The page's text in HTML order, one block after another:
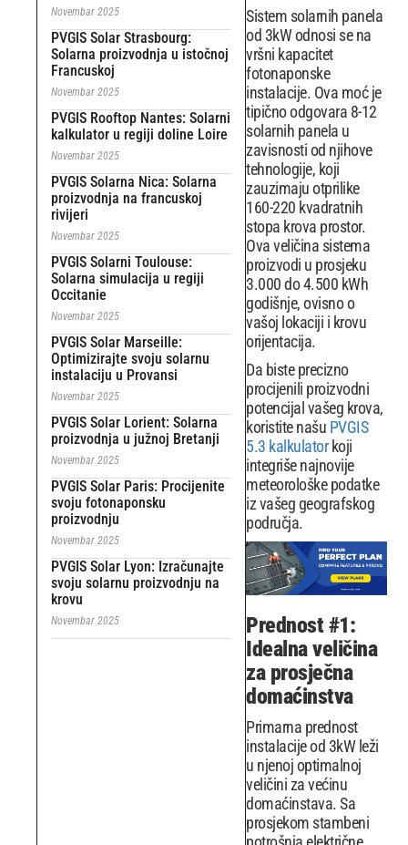
Novembar 2025
PVGIS Solar Strasbourg:
Solarna proizvodnja u istočnoj
Francuskoj
Novembar 2025
PVGIS Rooftop Nantes: Solarni
kalkulator u regiji doline Loire
Novembar 2025
PVGIS Solarna Nica: Solarna
proizvodnja na francuskoj
rivijeri
Novembar 2025
PVGIS Solarni Toulouse:
Solarna simulacija u regiji
Occitanie
Novembar 2025
PVGIS Solar Marseille:
Optimizirajte svoju solarnu
instalaciju u Provansi
Novembar 2025
PVGIS Solar Lorient: Solarna
proizvodnja u južnoj Bretanji
Novembar 2025
PVGIS Solar Paris: Procijenite
svoju fotonaponsku
proizvodnju
Novembar 2025
PVGIS Solar Lyon: Izračunajte
svoju solarnu proizvodnju na
krovu
Novembar 2025
Sistem solarnih panela
od 3kW odnosi se na
vršni kapacitet
fotonaponske
instalacije. Ova moć je
tipično odgovara 8-12
solarnih panela u
zavisnosti od njihove
tehnologije, koji
zauzimaju otprilike
160-220 kvadratnih
stopa krova prostor.
Ova veličina sistema
proizvodi u prosjeku
3.000 do 4.500 kWh
godišnje, ovisno o
vašoj lokaciji i krovu
orijentacija.
Da biste precizno
procijenili proizvodni
potencijal vašeg krova,
koristite našu PVGIS
5.3 kalkulatorkoji
integriše najnovije
meteorološke podatke
iz vašeg geografskog
područja.
Prednost #1:
Idealna veličina
za prosječna
domaćinstva
Primarna prednost
instalacije od 3kW leži
u njenoj optimalnoj
veličini za većinu
domaćinstava. Sa
prosjekom stambeni